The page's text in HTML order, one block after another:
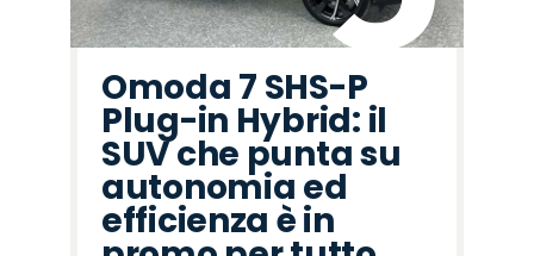
Omoda 7 SHS-P
Plug-in Hybrid: il
SUV che punta su
autonomia ed
efficienza è in